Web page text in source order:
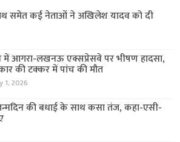
समेत कई नेताओं ने अखिलेश यादव को दी
में आगरा-लखनऊ एक्सप्रेसवे पर भीषण हादसा,
की टक्कर में पांच की मौत
1, 2026
की बधाई के साथ कसा तंज, कहा-एसी-